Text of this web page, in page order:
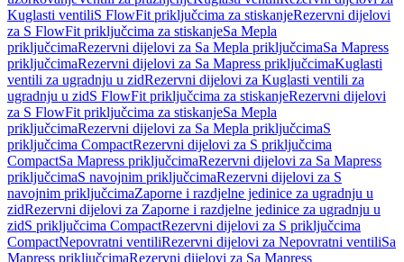
Kuglasti ventiliS FlowFit priključcima za stiskanjeRezervni dijelovi
za S FlowFit priključcima za stiskanjeSa Mepla
priključcimaRezervni dijelovi za Sa Mepla priključcimaSa Mapress
priključcimaRezervni dijelovi za Sa Mapress priključcimaKuglasti
ventili za ugradnju u zidRezervni dijelovi za Kuglasti ventili za
ugradnju u zidS FlowFit priključcima za stiskanjeRezervni dijelovi
za S FlowFit priključcima za stiskanjeSa Mepla
priključcimaRezervni dijelovi za Sa Mepla priključcimaS
priključcima CompactRezervni dijelovi za S priključcima
CompactSa Mapress priključcimaRezervni dijelovi za Sa Mapress
priključcimaS navojnim priključcimaRezervni dijelovi za S
navojnim priključcimaZaporne i razdjelne jedinice za ugradnju u
zidRezervni dijelovi za Zaporne i razdjelne jedinice za ugradnju u
zidS priključcima CompactRezervni dijelovi za S priključcima
CompactNepovratni ventiliRezervni dijelovi za Nepovratni ventiliSa
Mapress priključcimaRezervni dijelovi za Sa Mapress